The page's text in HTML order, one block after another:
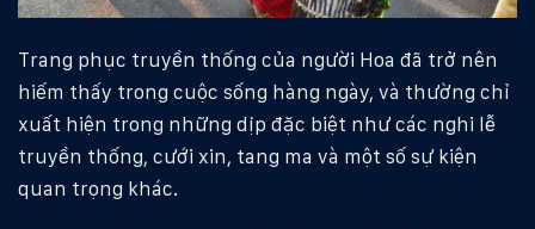
Trang phục truyền thống của người Hoa đã trở nên
hiếm thấy trong cuộc sống hàng ngày, và thường chỉ
xuất hiện trong những dịp đặc biệt như các nghi lễ
truyền thống, cưới xin, tang ma và một số sự kiện
quan trọng khác.